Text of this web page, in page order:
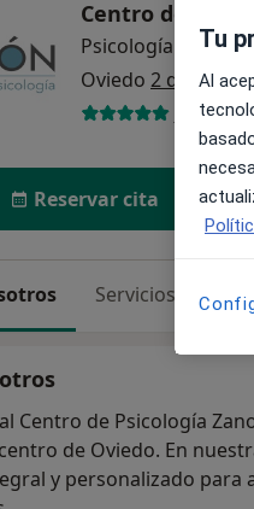
Centro de
Psicología
ver más
Oviedo 2
134
Reservar cita
Servicios
Centro de Psicología
de Oviedo. En
y personalizado para
Tu
Al